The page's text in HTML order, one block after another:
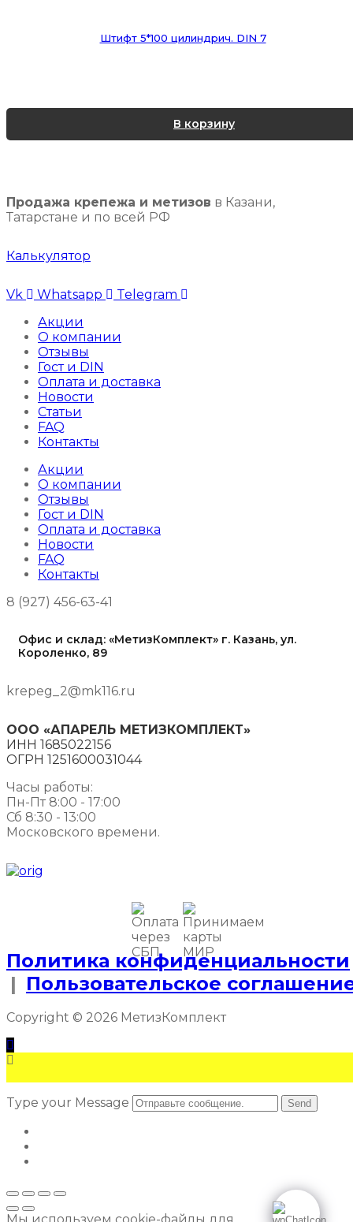
Штифт 5*100 цилиндрич. DIN 7
В корзину
Продажа крепежа и метизов в Казани,
Татарстане и по всей РФ
Калькулятор
Vk Whatsapp
Telegram
Акции
О компании
Отзывы
Гост и DIN
Оплата и доставка
Новости
Статьи
FAQ
Контакты
Акции
О компании
Отзывы
Гост и DIN
Оплата и доставка
Новости
FAQ
Контакты
8 (927) 456-63-41
Офис и склад: «МетизКомплект» г. Казань, ул.
Короленко, 89
krepeg_2@mk116.ru
ООО «АПАРЕЛЬ МЕТИЗКОМПЛЕКТ»
ИНН 1685022156
ОГРН 1251600031044
Часы работы:
Пн-Пт 8:00 - 17:00
Сб 8:30 - 13:00
Московского времени.
Политика конфиденциальности
| Пользовательское
Copyright © 2026 МетизКомплект
Type your Message Send